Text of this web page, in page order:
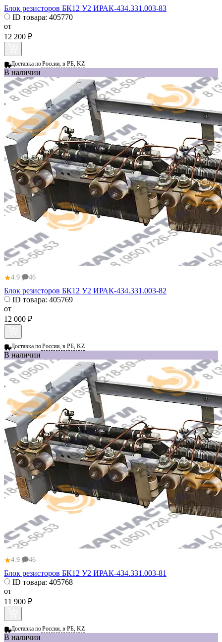
Блок резисторов БК12 У2 ИРАК-434.331.003-83
ID товара: 405770
от
12 200 ₽
Доставка поРоссии, в РБ, KZ
В наличии
★4.9 46
Блок резисторов БК12 У2 ИРАК-434.331.003-82
ID товара: 405769
от
12 000 ₽
Доставка поРоссии, в РБ, KZ
В наличии
★4.9 46
Блок резисторов БК12 У2 ИРАК-434.331.003-81
ID товара: 405768
от
11 900 ₽
Доставка поРоссии, в РБ, KZ
В наличии